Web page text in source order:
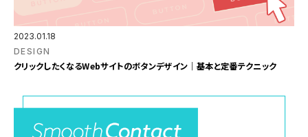
2023.01.18
DESIGN
クリックしたくなるWebサイトのボタンデザイン｜基本と定番テクニック